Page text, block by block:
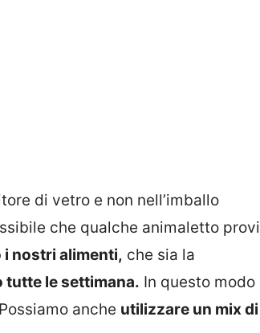
di vetro e non nell’imballo
che qualche animaletto provi
i nostri alimenti, che sia la
tutte le settimana. In questo modo
anche utilizzare un mix di